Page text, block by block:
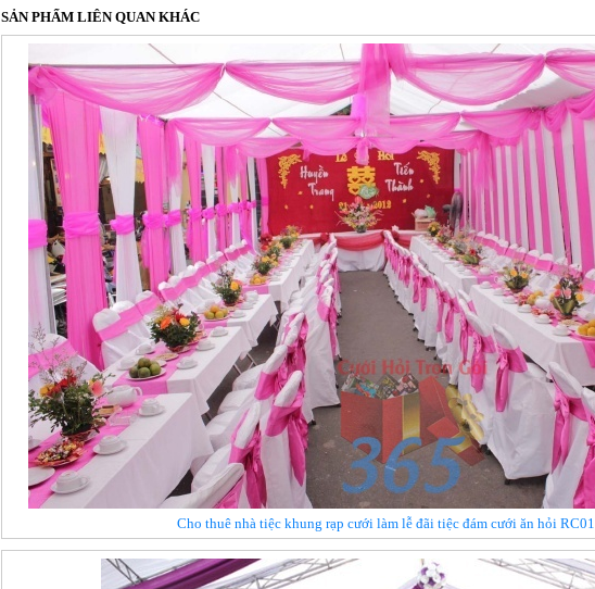
SẢN PHẨM LIÊN QUAN KHÁC
Cho thuê nhà tiệc khung rạp cưới làm lễ đãi tiệc đám cưới ăn hỏi RC01